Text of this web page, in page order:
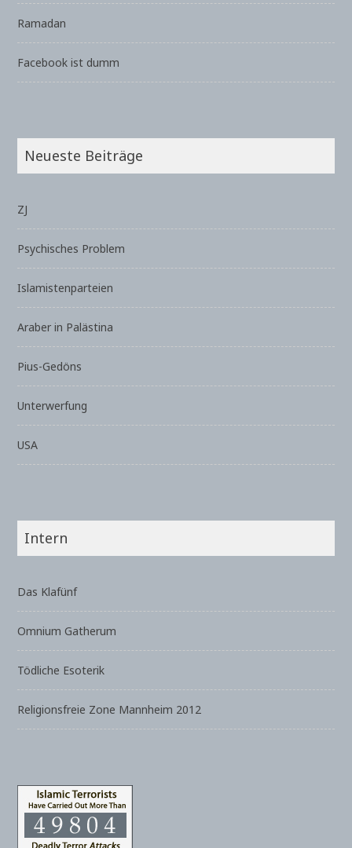
Ramadan
Facebook ist dumm
Neueste Beiträge
ZJ
Psychisches Problem
Islamistenparteien
Araber in Palästina
Pius-Gedöns
Unterwerfung
USA
Intern
Das Klafünf
Omnium Gatherum
Tödliche Esoterik
Religionsfreie Zone Mannheim 2012